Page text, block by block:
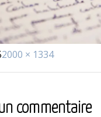
Taille
2000 × 1334
commentaire